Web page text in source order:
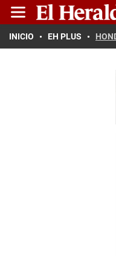
INICIO EH PLUS